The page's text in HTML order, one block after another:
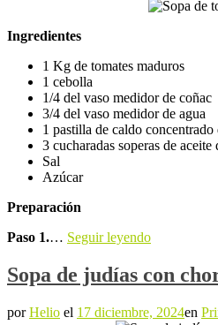
Ingredientes
1 Kg de tomates maduros
1 cebolla
1/4 del vaso medidor de coñac
3/4 del vaso medidor de agua
1 pastilla de caldo concentrado
3 cucharadas soperas de aceite
Sal
Azúcar
Preparación
Paso 1.… Seguir leyendo
Sopa de judías con
porHelio el 17 diciembre, 2024en